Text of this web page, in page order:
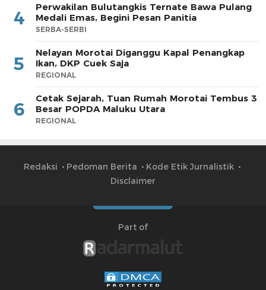
4
Perwakilan Bulutangkis Ternate Bawa Pulang
Medali Emas, Begini Pesan Panitia
SERBA-SERBI
5
Nelayan Morotai Diganggu Kapal Penangkap
Ikan, DKP Cuek Saja
REGIONAL
6
Cetak Sejarah, Tuan Rumah Morotai Tembus 3
Besar POPDA Maluku Utara
REGIONAL
Redaksi Pedoman Berita
Kode Etik Jurnalistik
Disclaimer
Part of